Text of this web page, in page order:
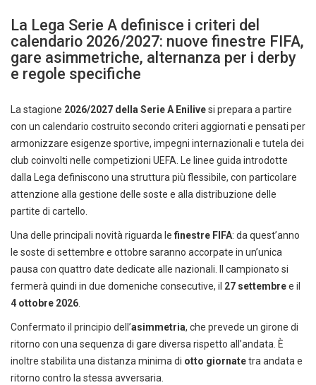
La Lega Serie A definisce i criteri del
calendario 2026/2027: nuove finestre FIFA,
gare asimmetriche, alternanza per i derby
e regole specifiche
La stagione 2026/2027 della Serie A Enilivesi prepara a partire
con un calendario costruito secondo criteri aggiornati e pensati per
armonizzare esigenze sportive, impegni internazionali e tutela dei
club coinvolti nelle competizioni UEFA. Le linee guida introdotte
dalla Lega definiscono una struttura più flessibile, con particolare
attenzione alla gestione delle soste e alla distribuzione delle
partite di cartello.
Una delle principali novità riguarda le finestre FIFA: da quest’anno
le soste di settembre e ottobre saranno accorpate in un’unica
pausa con quattro date dedicate alle nazionali. Il campionato si
fermerà quindi in due domeniche consecutive, il 27 settembree il
4 ottobre 2026.
Confermato il principio dell’asimmetria, che prevede un girone di
ritorno con una sequenza di gare diversa rispetto all’andata. È
inoltre stabilita una distanza minima di otto giornatetra andata e
ritorno contro la stessa avversaria.